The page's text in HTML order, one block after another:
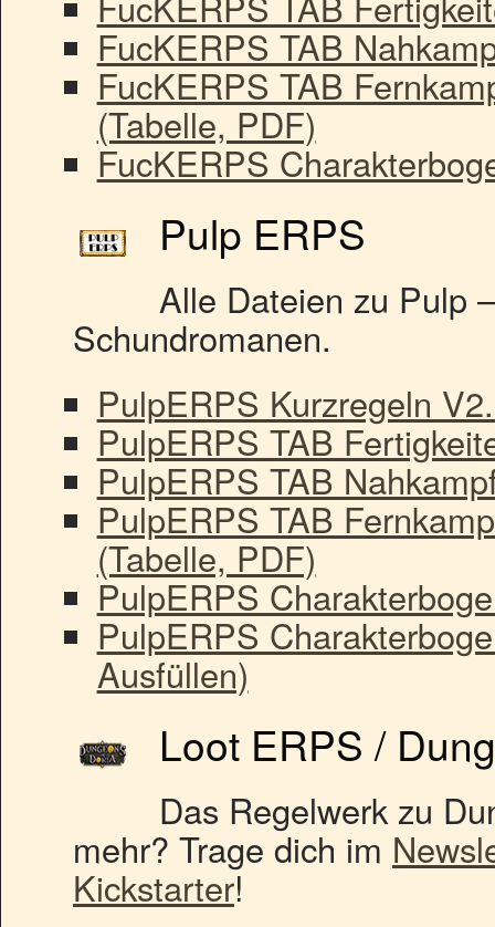
FucKERPS TAB
FucKERPS TAB
(Tabelle, PDF)
FucKERPS
Pulp ERPS
Alle Dateien zu Pulp
Schundromanen.
PulpERPS Kurzregeln
PulpERPS TAB
PulpERPS TAB
PulpERPS TAB
(Tabelle, PDF)
PulpERPS
PulpERPS
Ausfüllen)
Loot ERPS /
Das Regelwerk zu
mehr? Trage dich im
Kickstarter!